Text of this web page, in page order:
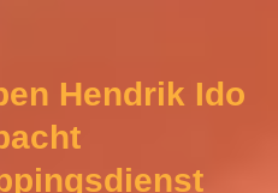
Hendrik Ido